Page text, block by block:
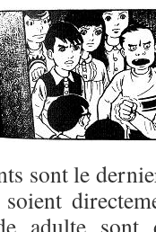
sont le
adulte